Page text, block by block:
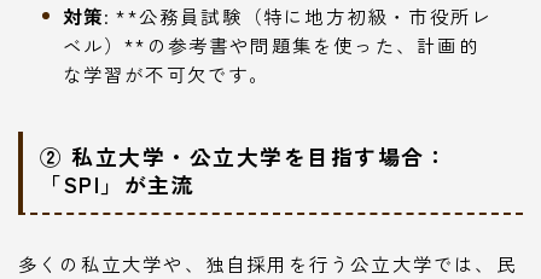
対策: **公務員試験（特に地方初級・市役所レ
ベル）**の参考書や問題集を使った、計画的
な学習が不可欠です。
② 私立大学・公立大学を目指す場合：
「SPI」が主流
多くの私立大学や、独自採用を行う公立大学では、民